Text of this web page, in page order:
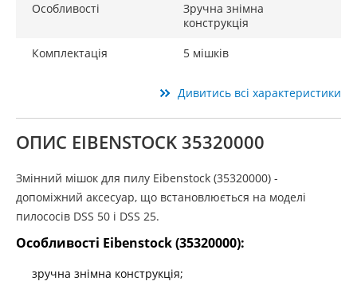
Особливості
Зручна знімна
конструкція
Комплектація
5 мішків
Дивитись всі характеристики
ОПИС EIBENSTOCK 35320000
Змінний мішок для пилу Eibenstock (35320000) -
допоміжний аксесуар, що встановлюється на моделі
пилососів DSS 50 і DSS 25.
Особливості Eibenstock (35320000):
зручна знімна конструкція;